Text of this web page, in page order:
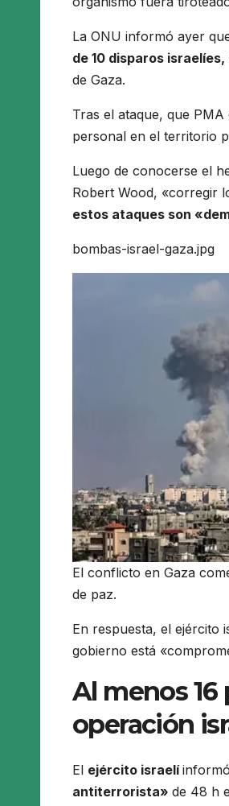
La ONU informó ayer
de 10 disparos israelíes,
de Gaza.
Tras el ataque, que
personal en el territorio
Luego de conocerse el
Robert Wood, «corregir
estos ataques son
bombas-israel-gaza.jpg
El conflicto en Gaza
de paz.
En respuesta, el ejército
gobierno está
Al menos
operación
El ejército israelí
antiterrorista» de 48 h